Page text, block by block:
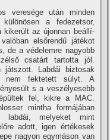
veresége után minden
a fedezetsor,
kikerült az újonnan beállí­
elsőrendű játékot
de a védelemre nagyobb
csatárt tartotta jól.
játszott. Labdái biztosak
nem fektetett súlyt. A
s a veszélyesebb
fel, kikre a MAC.
mintha formájában
labdái, melyeket mint
adott, igen értékesek
nagyon egymáson van